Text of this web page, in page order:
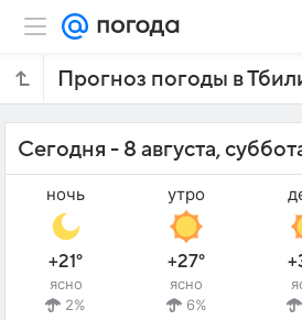
Прогноз погоды в
Сегодня - 8 августа,
ночь
+21°
ясно
2%
утро
+27°
ясно
6%